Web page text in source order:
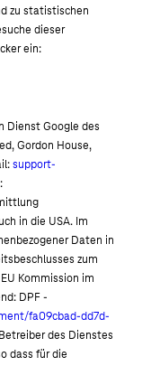
zu statistischen
dieser
ein:
Dienst Google des
Gordon House,
support-
in die USA. Im
Daten in
zum
Kommission im
DPF -
fa09cbad-dd7d-
des Dienstes
dass für die